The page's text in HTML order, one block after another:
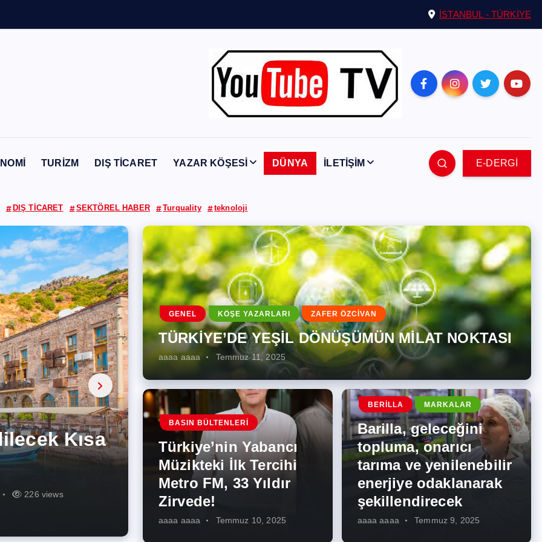
İSTANBUL - TÜRKİYE
TURİZM DIŞ TİCARET YAZAR KÖŞESİ DÜNYA İLETİŞİM E-DERGİ
DIŞ TİCARET SEKTÖREL HABER Turquality teknoloji
343 views
İlk
Zirvede!
272 views
onarıcı
274 views
Enerji
İş
286 views
Kısa
226 views
Artması
261 views
GENEL KÖŞE YAZARLARI ZAFER ÖZCİVAN
TÜRKİYE’DE YEŞİL DÖNÜŞÜMÜN MİLAT NOKTASI
aaaa aaaa Temmuz 11, 2025
BASIN BÜLTENLERI
Türkiye’nin Yabancı
Müzikteki İlk Tercihi
Metro FM, 33 Yıldır
Zirvede!
aaaa aaaa Temmuz 10, 2025
BERILLA MARKALAR
Barilla, geleceğini
topluma, onarıcı
tarıma ve yenilenebilir
enerjiye odaklanarak
şekillendirecek
aaaa aaaa Temmuz 9, 2025